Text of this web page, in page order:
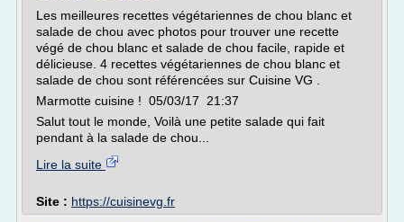
Les meilleures recettes végétariennes de chou blanc et
salade de chou avec photos pour trouver une recette
végé de chou blanc et salade de chou facile, rapide et
délicieuse. 4 recettes végétariennes de chou blanc et
salade de chou sont référencées sur Cuisine VG .
Marmotte cuisine ! 05/03/17 21:37
Salut tout le monde, Voilà une petite salade qui fait
pendant à la salade de chou...
Lire la suite
Site : https://cuisinevg.fr